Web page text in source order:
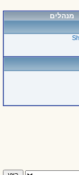
מנהלים